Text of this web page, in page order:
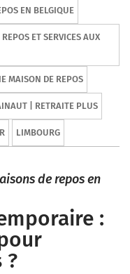
EN BELGIQUE
ET SERVICES AUX
MAISON DE REPOS
| RETRAITE PLUS
LIMBOURG
de repos en
:
?